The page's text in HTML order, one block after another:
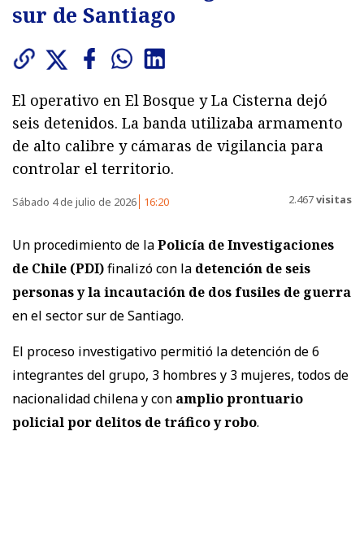
sur de Santiago
El operativo en El Bosque y La Cisterna dejó
seis detenidos. La banda utilizaba armamento
de alto calibre y cámaras de vigilancia para
controlar el territorio.
Sábado 4 de julio de 2026 16:20 2.467visitas
Un procedimiento de laPolicía de Investigaciones
de Chile (PDI)finalizó con la detención de seis
personas y la incautación de dos fusiles de guerra
en el sector sur de Santiago.
El proceso investigativo permitió la detención de 6
integrantes del grupo, 3 hombres y 3 mujeres, todos de
nacionalidad chilena y con amplio prontuario
policial por delitos de tráfico y robo.